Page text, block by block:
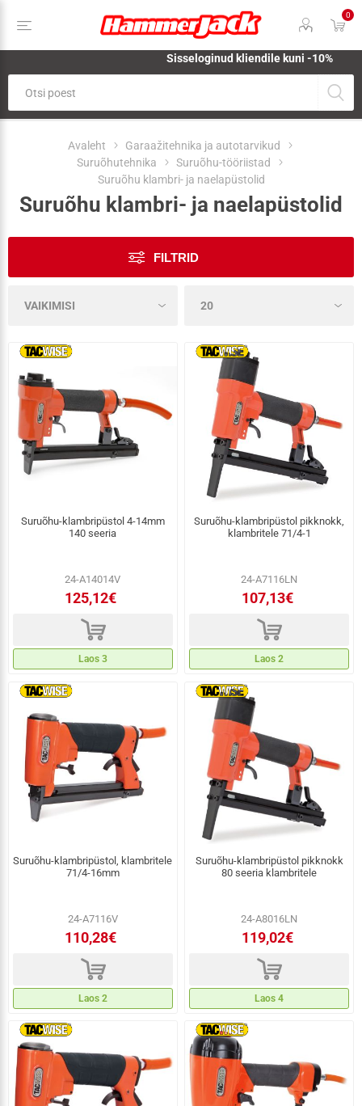
0
Sisseloginud kliendile kuni -10%
Avaleht
Garaažitehnika ja autotarvikud
Suruõhutehnika
Suruõhu-tööriistad
Suruõhu klambri- ja naelapüstolid
Suruõhu klambri- ja naelapüstolid
FILTRID
Suruõhu-klambripüstol 4-14mm
140 seeria
24-A14014V
125,12€
d
Laos 3
Suruõhu-klambripüstol pikknokk,
klambritele 71/4-1
24-A7116LN
107,13€
d
Laos 2
Suruõhu-klambripüstol, klambritele
71/4-16mm
24-A7116V
110,28€
d
Laos 2
Suruõhu-klambripüstol pikknokk
80 seeria klambritele
24-A8016LN
119,02€
d
Laos 4